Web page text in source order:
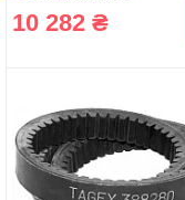
10 282 ₴